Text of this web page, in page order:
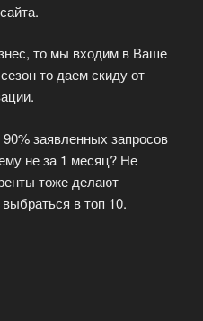
то мы входим в Ваше
то даем скиду от
заявленных запросов
не за 1 месяц? Не
тоже делают
в топ 10.